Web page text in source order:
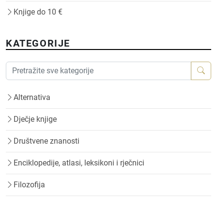
Knjige do 10 €
KATEGORIJE
Alternativa
Dječje knjige
Društvene znanosti
Enciklopedije, atlasi, leksikoni i rječnici
Filozofija